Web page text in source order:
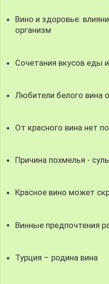
Вино и здоровье:
организм
Сочетания вкусов еды
Любители белого вина
От красного вина нет
Причина похмелья -
Красное вино может
Винные предпочтения
Турция – родина вина